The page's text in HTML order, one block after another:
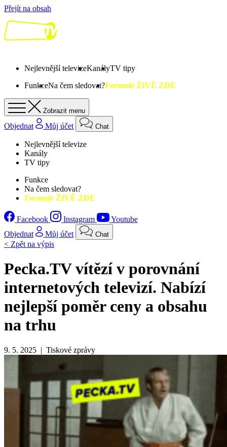
Přejít na obsah
Nejlevnější televizeKanályTV tipy
FunkceNa čem sledovat?Formule ŽIVĚ ZDE
Zobrazit menu
Objednat Můj účet Chat
Nejlevnější televize
Kanály
TV tipy
Funkce
Na čem sledovat?
Formule ŽIVĚ ZDE
Facebook Instagram
Youtube
Objednat
Můj účet Chat
< Zpět na výpis
Pecka.TV vítězí v porovnání
internetových televizí. Nabízí
nejlepší poměr ceny a obsahu
na trhu
9. 5. 2025 | Tiskové zprávy